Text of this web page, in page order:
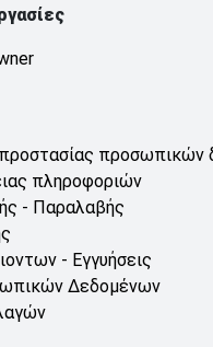
προστασίας προσωπικών
πληροφοριών
- Παραλαβής
- Εγγυήσεις
Δεδομένων